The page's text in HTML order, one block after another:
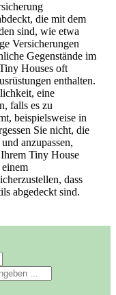
die mit dem
sind, wie etwa
Versicherungen
Gegenstände im
Houses oft
enthalten.
eine
falls es zu
beispielsweise in
Sie nicht, die
anzupassen,
Tiny House
dass
abgedeckt sind.